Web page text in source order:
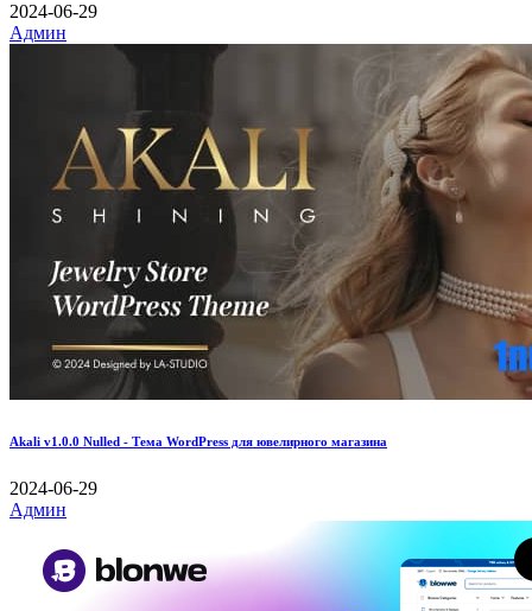
2024-06-29
Админ
Akali v1.0.0 Nulled - Тема WordPress для ювелирного магазина
2024-06-29
Админ